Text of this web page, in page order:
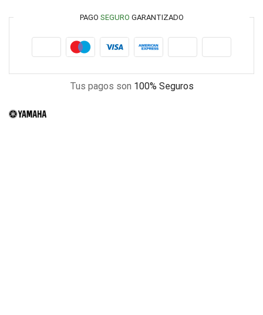
PAGO SEGURO GARANTIZADO
Tus pagos son 100% Seguros